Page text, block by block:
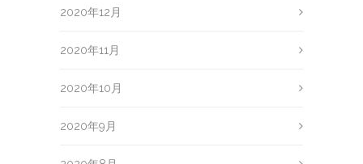
2020年12月
2020年11月
2020年10月
2020年9月